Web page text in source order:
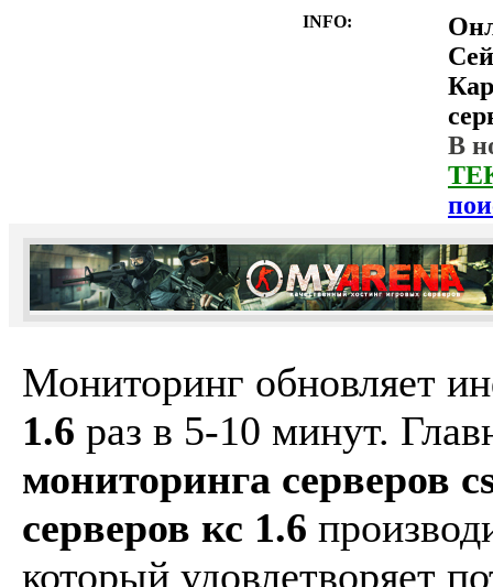
INFO:
В
Мониторинг обновляет
1.6 раз в 5-10 минут.
мониторинга серверов
серверов кс 1.6
который удовлетворяет